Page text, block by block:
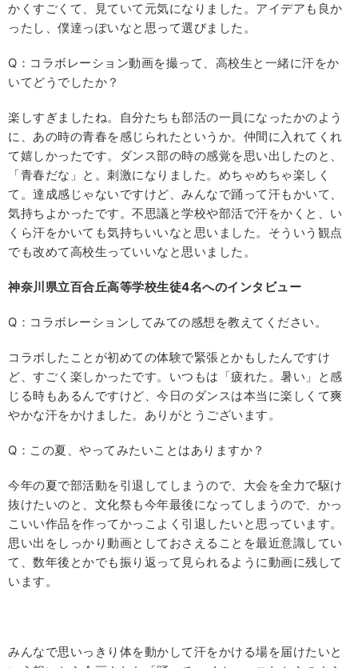
かくすごくて、見ていて元気になりました。アイデアも良か
ったし、僕達っぽいなと思って選びました。
Q：コラボレーション動画を撮って、高校生と一緒に汗をか
いてどうでしたか？
楽しすぎましたね。自分たちも部活の一員になったかのよう
に、あの時の青春を感じられたというか。仲間に入れてくれ
て嬉しかったです。ダンス部の時の感覚を思い出したのと、
「青春だな」と。刺激になりました。めちゃめちゃ楽しく
て。達成感じゃないですけど、みんなで踊って汗もかいて、
気持ちよかったです。不思議と学校や部活で汗をかくと、い
くら汗をかいても気持ちいいなと思いました。そういう観点
でも改めて高校生っていいなと思いました。
神奈川県立百合丘高等学校生徒4名へのインタビュー
Q：コラボレーションしてみての感想を教えてください。
コラボしたことが初めての体験で緊張とかもしたんですけ
ど、すごく楽しかったです。いつもは「疲れた。暑い」と感
じる時もあるんですけど、今日のダンスは本当に楽しくて爽
やかな汗をかけました。ありがとうございます。
Q：この夏、やってみたいことはありますか？
今年の夏で部活動を引退してしまうので、大会を全力で駆け
抜けたいのと、文化祭も今年最後になってしまうので、かっ
こいい作品を作ってかっこよく引退したいと思っています。
思い出をしっかり動画としておさえることを最近意識してい
て、数年後とかでも振り返って見られるように動画に残して
います。
みんなで思いっきり体を動かして汗をかける場を届けたいと